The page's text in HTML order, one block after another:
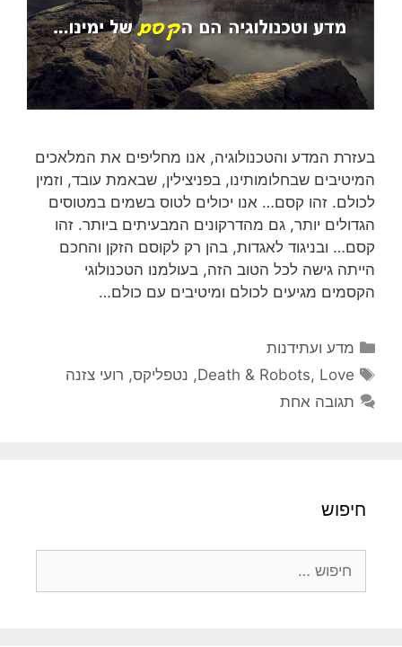
בעזרת המדע והטכנולוגיה, אנו מחליפים את המלאכים
המיטיבים שבחלומותינו, בפניצילין, שבאמת עובד, וזמין
לכולם. זהו קסם… אנו יכולים לטוס בשמים במטוסים
הגדולים יותר, גם מהדרקונים המבעיתים ביותר. זהו
קסם… ובניגוד לאגדות, בהן רק לקוסם הזקן והחכם
הייתה גישה לכל הטוב הזה, בעולמנו הטכנולוגי
הקסמים מגיעים לכולם ומיטיבים עם כולם…
קטגוריות
מדע ועתידנות
תגיות Death & Robots, Love
, נטפליקס, רועי צזנה
תגובה אחת
חיפוש